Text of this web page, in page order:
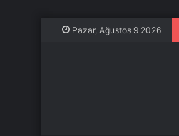
Pazar, Ağustos 9 2026